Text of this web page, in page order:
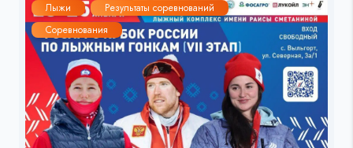
Лыжи
Результаты соревнований
Соревнования